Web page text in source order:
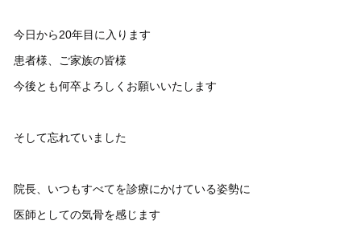
今日から20年目に入ります
患者様、ご家族の皆様
今後とも何卒よろしくお願いいたします
そして忘れていました
院長、いつもすべてを診療にかけている姿勢に
医師としての気骨を感じます